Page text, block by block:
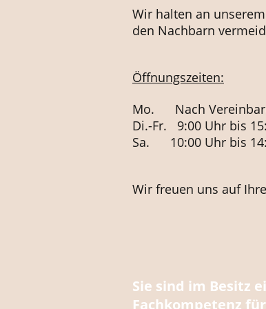
Wir halten an
den Nachbarn
Öffnungszeiten:
Mo. Nach
Di.-Fr. 9:00 Uhr bis
Sa. 10:00 Uhr bis
Wir freuen uns auf
Sie sind im Besitz
Fachkompetenz